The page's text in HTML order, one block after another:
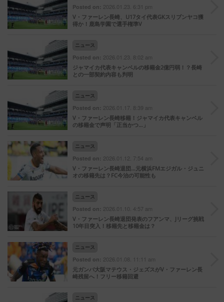
Posted on: 2026.01.23. 6:31 pm
V・ファーレン長崎、U17タイ代表GKスリブンヤコ獲
得か！鹿島学園で選手権準V
ニュース
Posted on: 2026.01.23. 8:02 am
ジャマイカ代表キャンベルの移籍金2億円弱！？長崎
との一部契約内容も判明
ニュース
Posted on: 2026.01.17. 8:39 am
V・ファーレン長崎移籍！ジャマイカ代表キャンベル
の移籍金で声明「正当かつ…」
ニュース
Posted on: 2026.01.12. 7:54 am
V・ファーレン長崎退団…元横浜FMエジガル・ジュニ
オの移籍先は？FC今治の可能性も
ニュース
Posted on: 2026.01.10. 4:57 am
V・ファーレン長崎退団発表のフアンマ、Jリーグ挑戦
10年目突入！移籍先と移籍金は？
ニュース
Posted on: 2026.01.08. 11:11 am
元ガンバ大阪マテウス・ジェズスがV・ファーレン長
崎残留へ！フリー移籍回避
ニュース